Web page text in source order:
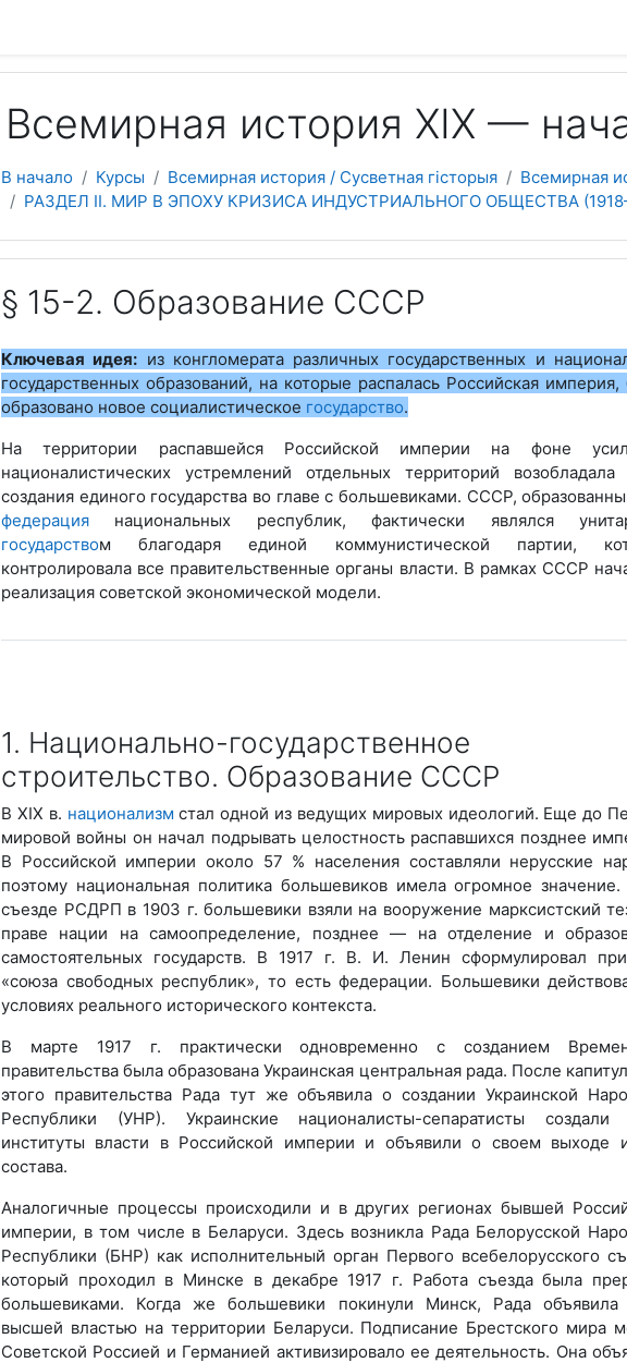
Всемирная история ХІХ —
В начало Курсы Всемирная история / Сусветная гісторыя
Всемирная
РАЗДЕЛ II. МИР В ЭПОХУ КРИЗИСА ИНДУСТРИАЛЬНОГО ОБЩЕСТВА
§ 15-2. Образование СССР
Ключевая идея: из конгломерата различных государственных и
государственных образований, на которые распалась Российская
образовано новое социалистическое государство.
На территории распавшейся Российской империи на фоне
националистических устремлений отдельных территорий возобладала
создания единого государства во главе с большевиками. СССР,
федерация национальных республик, фактически являлся
государством благодаря единой коммунистической партии,
контролировала все правительственные органы власти. В рамках СССР
реализация советской экономической модели.
1. Национально-государственное
строительство. Образование СССР
В XIX в. национализм стал одной из ведущих мировых идеологий. Еще до
мировой войны он начал подрывать целостность распавшихся позднее
В Российской империи около 57 % населения составляли нерусские
поэтому национальная политика большевиков имела огромное
съезде РСДРП в 1903 г. большевики взяли на вооружение марксистский
праве нации на самоопределение, позднее — на отделение и
самостоятельных государств. В 1917 г. В. И. Ленин сформулировал
«союза свободных республик», то есть федерации. Большевики
условиях реального исторического контекста.
В марте 1917 г. практически одновременно с созданием
правительства была образована Украинская центральная рада. После
этого правительства Рада тут же объявила о создании Украинской
Республики (УНР). Украинские националисты-сепаратисты создали
институты власти в Российской империи и объявили о своем выходе
состава.
Аналогичные процессы происходили и в других регионах бывшей
империи, в том числе в Беларуси. Здесь возникла Рада Белорусской
Республики (БНР) как исполнительный орган Первого всебелорусского
который проходил в Минске в декабре 1917 г. Работа съезда была
большевиками. Когда же большевики покинули Минск, Рада объявила
высшей властью на территории Беларуси. Подписание Брестского мира
Советской Россией и Германией активизировало ее деятельность. Она